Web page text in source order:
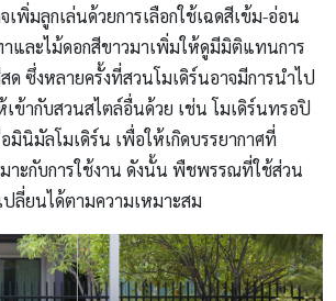
พิ่มลูกเล่นด้วยการเลือกใช้เฉดสีเข้ม-อ่อน
และไม้ดอกสีขาวมาเพิ่มให้ดูมีมิติแทนการ
ด ซึ่งหลายครั้งที่สวนโมเดิร์นอาจมีการนำไป
ข้ากับสวนสไตล์อื่นด้วย เช่น โมเดิร์นทรอปิ
มินิมัลโมเดิร์น เพื่อให้เกิดบรรยากาศที่
าะกับการใช้งาน ดังนั้น พืชพรรณที่ใช้ส่วน
ลี่ยนได้ตามความเหมาะสม